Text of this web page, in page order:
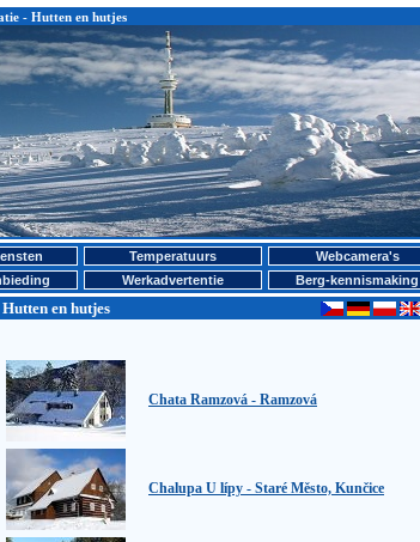
- Hutten en hutjes
Temperatuurs
Webcamera's
Werkadvertentie
Berg-kennismaking
Hutten en hutjes
Chata Ramzová - Ramzová
Chalupa U lípy - Staré Město, Kunčice